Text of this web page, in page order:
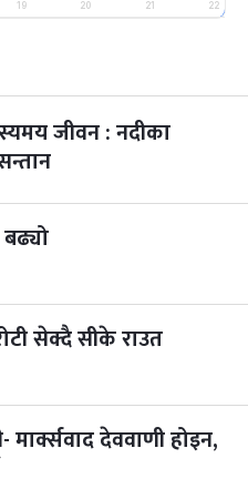
७ महिना बाँकी
19 20 21 22
जीवन : नदीका
सेक्दै सीके राउत
मार्क्सवाद देववाणी होइन,